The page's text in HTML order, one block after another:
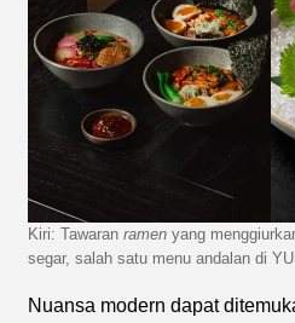
Kiri: Tawaran ramen yang
segar, salah satu menu andalan di
Nuansa modern dapat